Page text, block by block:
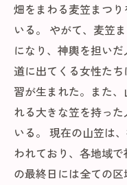
畑をまわる麦笠まつ
いる。 やがて、麦笠
になり、神輿を担い
道に出てくる女性た
習が生まれた。また
れる大きな笠を持っ
いる。 現在の山笠は
われており、各地域
の最終日には全ての